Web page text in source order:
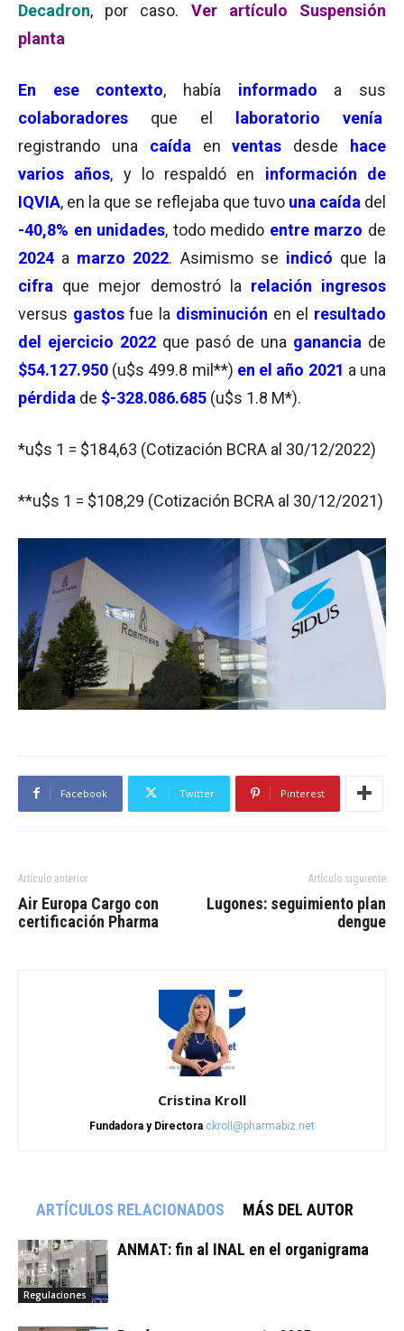
Decadron, por caso. Ver artículo Suspensión
planta
En ese contexto, había informado a sus
colaboradores que el
laboratorio venía
registrando una caída enventas desde hace
varios años, y lo respaldó en información de
IQVIA, en la que se reflejaba que tuvo una caída del
-40,8% en unidades, todo medido entre marzo de
2024 a marzo 2022. Asimismo se indicó que la
cifra que mejor demostró la relación ingresos
versus gastosfue la disminución en el resultado
del ejercicio 2022que pasó de una ganancia de
$54.127.950 (u$s 499.8 mil**) en el año 2021 a una
pérdida de $-328.086.685 (u$s 1.8 M*).
*u$s 1 = $184,63 (Cotización BCRA al 30/12/2022)
**u$s 1 = $108,29 (Cotización BCRA al 30/12/2021)
Facebook Twitter Pinterest
Artículo anterior
Air Europa Cargo con
certificación Pharma
Artículo siguiente
Lugones: seguimiento plan
dengue
Cristina Kroll
Fundadora y Directora ckroll@pharmabiz.net
ARTÍCULOS RELACIONADOS MÁS DEL AUTOR
Regulaciones
ANMAT: fin al INAL en el organigrama